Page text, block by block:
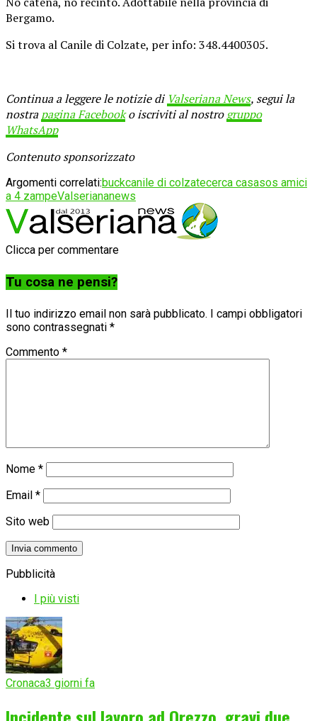
Bergamo.
Si trova al Canile di Colzate, per info: 348.4400305.
Continua a leggere le notizie di Valseriana News, segui la
nostrapagina Facebooko iscriviti al nostrogruppo
WhatsApp
Contenuto sponsorizzato
Argomenti correlati:buckcanile di colzatecerca casasos amici
a 4 zampeValseriananews
Clicca per commentare
Tu cosa ne pensi?
Il tuo indirizzo email non sarà pubblicato.
I campi obbligatori
sono contrassegnati *
Commento *
Nome *
Email *
Sito web
Pubblicità
I più visti
Cronaca3 giorni fa